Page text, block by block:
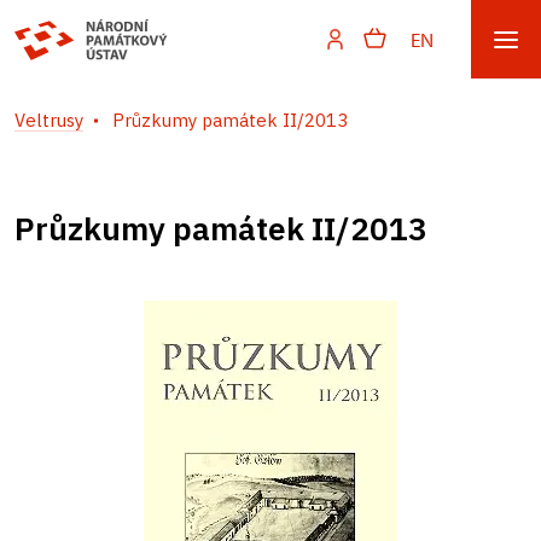
EN
Veltrusy Průzkumy památek II/2013
Průzkumy památek II/2013